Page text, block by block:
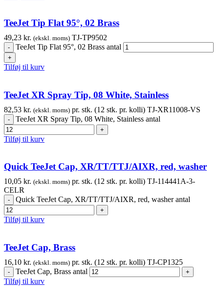
TeeJet Tip Flat 95°, 02 Brass
49,23 kr. (ekskl. moms) TJ-TP9502
TeeJet Tip Flat 95°, 02 Brass antal
Tilføj til kurv
TeeJet XR Spray Tip, 08 White, Stainless
82,53 kr. (ekskl. moms) pr. stk. (12 stk. pr. kolli) TJ-XR11008-VS
TeeJet XR Spray Tip, 08 White, Stainless antal
Tilføj til kurv
Quick TeeJet Cap, XR/TT/TTJ/AIXR, red, washer
10,05 kr. (ekskl. moms) pr. stk. (12 stk. pr. kolli) TJ-114441A-3-
CELR
Quick TeeJet Cap, XR/TT/TTJ/AIXR, red, washer antal
Tilføj til kurv
TeeJet Cap, Brass
16,10 kr. (ekskl. moms) pr. stk. (12 stk. pr. kolli) TJ-CP1325
TeeJet Cap, Brass antal
Tilføj til kurv